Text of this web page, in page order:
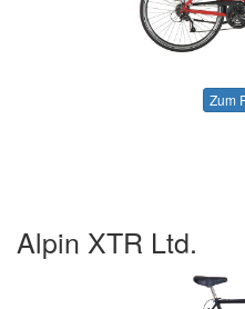
Zum
Alpin XTR Ltd.